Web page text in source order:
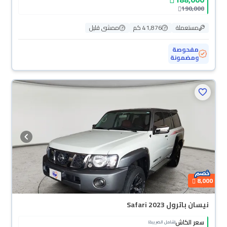
190,000
مستعملة
41,876 كم
ممشى قليل
مفحوصة
ومضمونة
8,000
نيسان باترول Safari 2023
سعر الكاش(شامل الضريبة)